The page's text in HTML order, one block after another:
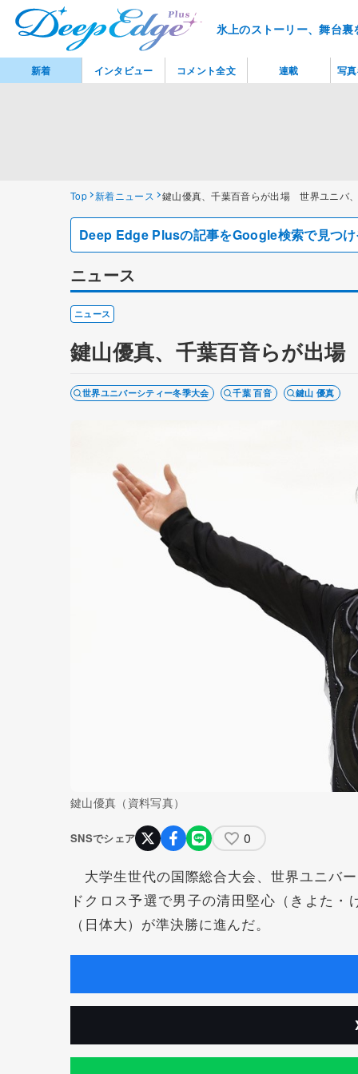
氷上のストーリー、舞台
Top 新着ニュース 鍵山優真、千葉百音らが出場 世界ユニバ
Deep Edge Plusの記事をGoogle検索で見つ
ニュース
ニュース
鍵山優真、千葉百音らが出
世界ユニバーシティー冬季大会 千葉 百音 鍵山 優真
鍵山優真（資料写真）
SNSでシェア 0
大学生世代の国際総合大会、世界ユニバ
ドクロス予選で男子の清田堅心（きよた
（日体大）が準決勝に進んだ。
新着 インタビュー コメント全文 連載 写